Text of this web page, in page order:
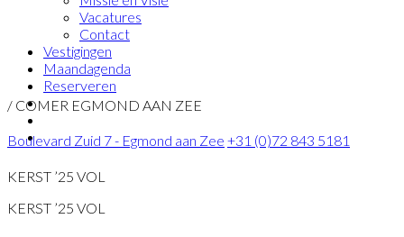
Vacatures
Contact
Vestigingen
Maandagenda
Reserveren
/ COMER EGMOND AAN ZEE
Boulevard Zuid 7 - Egmond aan Zee +31 (0)72 843 5181
KERST ’25 VOL
KERST ’25 VOL